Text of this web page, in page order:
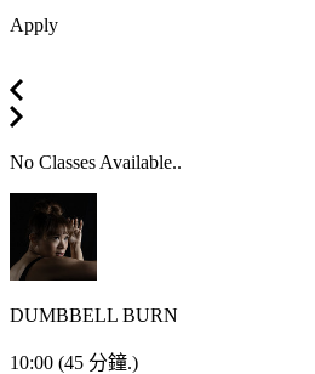
Apply
No Classes Available..
DUMBBELL BURN
10:00 (45 分鐘.)